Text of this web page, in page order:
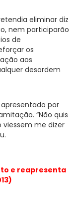
eliminar diz
nem participarão
de
os
aos
desordem
por
“Não quis
viessem me dizer
e reapresenta